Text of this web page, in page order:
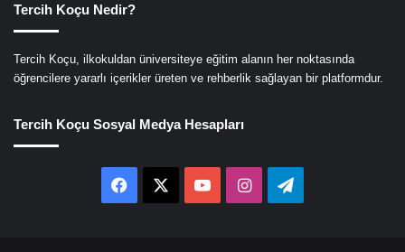
Tercih Koçu Nedir?
Tercih Koçu, ilkokuldan üniversiteye eğitim alanın her noktasında
öğrencilere yararlı içerikler üreten ve rehberlik sağlayan bir platformdur.
Tercih Koçu Sosyal Medya Hesapları
Facebook YouTubeInstagramTelegram